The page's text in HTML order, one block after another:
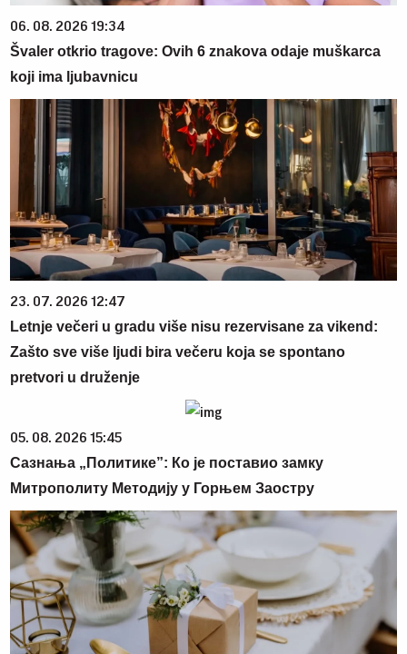
06. 08. 2026 19:34
Švaler otkrio tragove: Ovih 6 znakova odaje muškarca
koji ima ljubavnicu
23. 07. 2026 12:47
Letnje večeri u gradu više nisu rezervisane za vikend:
Zašto sve više ljudi bira večeru koja se spontano
pretvori u druženje
05. 08. 2026 15:45
Сазнања „Политике”: Ко је поставио замку
Митрополиту Методију у Горњем Заостру